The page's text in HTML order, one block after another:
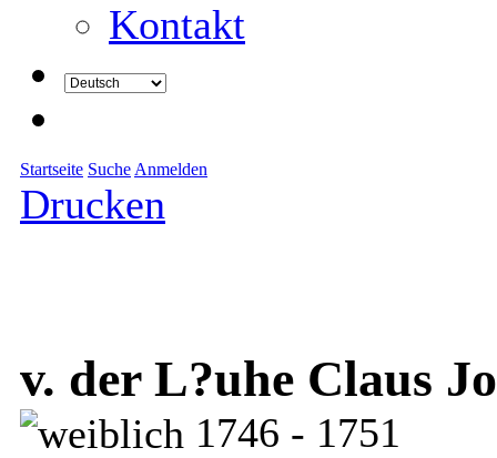
Kontakt
Startseite Suche Anmelden
Drucken
v. der L?uhe Claus
1746 - 1751